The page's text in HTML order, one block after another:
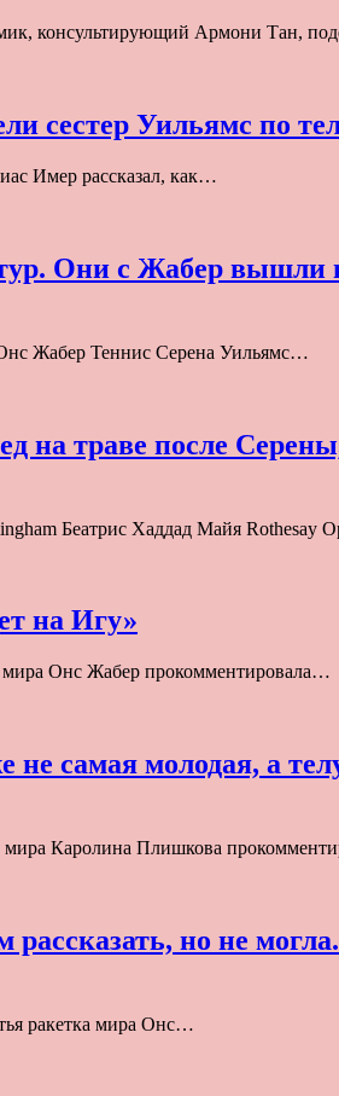
консультирующий Армони Тан,
сестер Уильямс по
Имер рассказал, как…
Они с Жабер вышли
Жабер Теннис Серена Уильямс…
на траве после
Беатрис Хаддад Майя Rothesay
на Игу»
Онс Жабер прокомментировала…
самая молодая, а
Каролина Плишкова
но не
ракетка мира Онс…